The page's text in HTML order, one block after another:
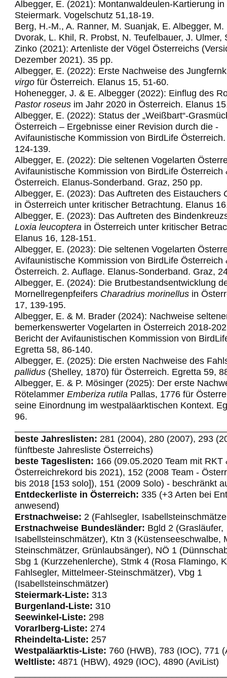
Albegger, E. (2021): Montanwaldeulen-Kartierung in
Steiermark. Vogelschutz 51,18-19.
Berg, H.-M., A. Ranner, M. Suanjak, E. Albegger, M.
Dvorak, L. Khil, R. Probst, N. Teufelbauer, J. Ulmer,
Zinko (2021): Artenliste der Vögel Österreichs
Dezember 2021). 35 pp.
Albegger, E. (2022): Erste Nachweise des
virgo für Österreich. Elanus 15, 51-60.
Hohenegger, J. & E. Albegger (2022): Einflug des
Pastor roseus im Jahr 2020 in Österreich. Elanus
Albegger, E. (2022): Status der „Weißbart“-
Österreich – Ergebnisse einer Revision­ ­durch­ die ­
Avifaunistische­ Kommission­ von ­BirdLife ­Österre
124-139.
Albegger, E. (2022): Die seltenen Vogelarten
Avifaunistische Kommission von BirdLife Österreich
Österreich. Elanus-Sonderband. Graz, 250 pp.
Albegger, E. (2023): Das Auftreten des Eistauchers
in Österreich unter kritischer Betrachtung. Elanus
Albegger, E. (2023): Das Auftreten des
Loxia leucoptera in Österreich unter kritischer
Elanus 16, 128-151.
Albegger, E. (2023): Die seltenen Vogelarten
Avifaunistische Kommission von BirdLife Österreich
Österreich. 2. Auflage. Elanus-Sonderband. Graz,
Albegger, E. (2024): Die Brutbestandsentwicklung
Mornellregenpfeifers Charadrius morinellus in
17, 139-195.
Albegger, E. & M. Brader (2024): Nachweise
bemerkenswerter Vogelarten in Österreich 2018-
Bericht der Avifaunistischen Kommission von
Egretta 58, 86-140.
Albegger, E. (2025): Die ersten Nachweise des
pallidus (Shelley, 1870) für Österreich. Egretta 59,
Albegger, E. & P. Mösinger (2025): Der erste
Rötelammer Emberiza rutila Pallas, 1776 für
seine Einordnung im westpaläarktischen Kontext.
96.
beste Jahreslisten: 281 (2004), 280 (2007), 293
fünftbeste Jahresliste Österreichs)
beste Tageslisten: 166 (09.05.2020 Team mit RKT
Österreichrekord bis 2021), 152 (2008 Team -
bis 2018 [153 solo]), 151 (2009 Solo) - beschränkt
Entdeckerliste in Österreich: 335 (+3 Arten bei
anwesend)
Erstnachweise: 2 (Fahlsegler,
Erstnachweise Bundesländer: Bgld 2 (Grasläufer,
Isabellsteinschmätzer), Ktn 3 (Küstenseeschwalbe,
Steinschmätzer, Grünlaubsänger), NÖ 1
Sbg 1 (Kurzzehenlerche), Stmk 4 (Rosa Flamingo,
Fahlsegler, Mittelmeer-Steinschmätzer), Vbg 1
(Isabellsteinschmätzer)
Steiermark-Liste: 313
Burgenland-Liste: 310
Seewinkel-Liste: 298
Vorarlberg-Liste: 274
Rheindelta-Liste: 257
Westpaläarktis-Liste: 760 (HWB), 783 (IOC), 771
Weltliste: 4871 (HBW), 4929 (IOC), 4890 (AviList)